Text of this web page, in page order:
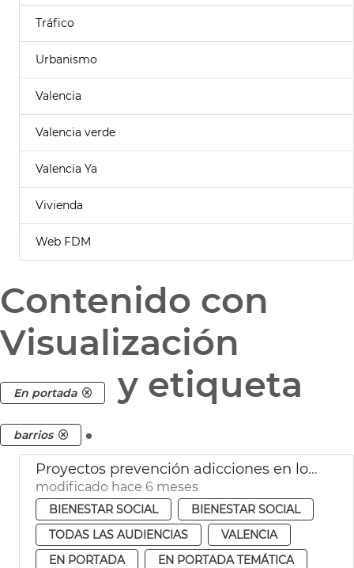
Tráfico
Urbanismo
Valencia
Valencia verde
Valencia Ya
Vivienda
Web FDM
Contenido con
Visualización
En portada y etiqueta
barrios .
Proyectos prevención adicciones en los barrios València
modificado hace 6 meses
BIENESTAR SOCIAL
BIENESTAR SOCIAL
TODAS LAS AUDIENCIAS
VALENCIA
EN PORTADA
EN PORTADA TEMÁTICA